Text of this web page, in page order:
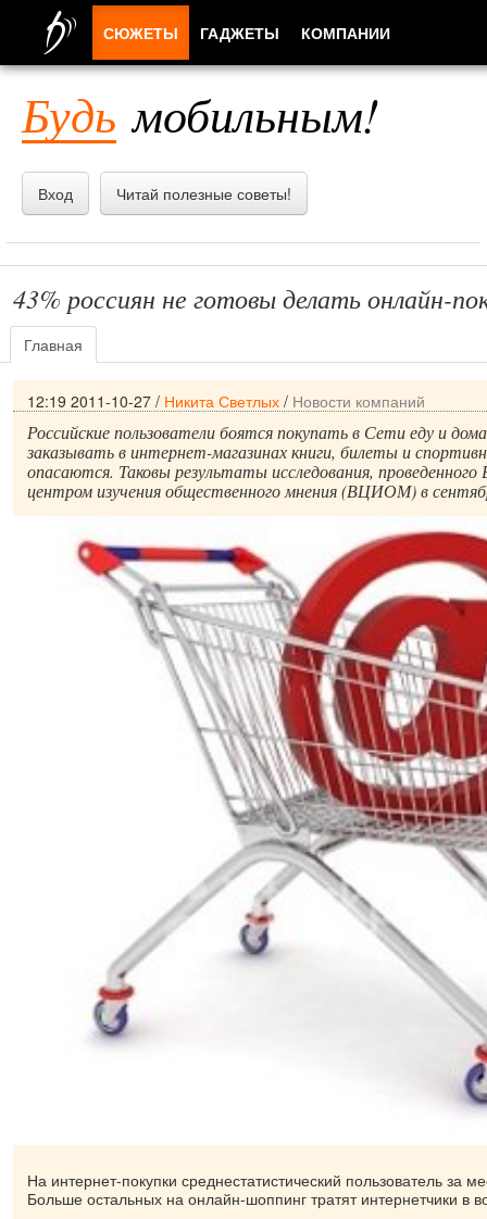
Будь мобильным!
Вход Читай полезные советы!
43% россиян не готовы делать онлайн-
Главная
12:19 2011-10-27 / Никита Светлых / Новости компаний
Российские пользователи боятся покупать в Сети еду и
заказывать в интернет-магазинах книги, билеты и
опасаются. Таковы результаты исследования, проведенного
центром изучения общественного мнения (ВЦИОМ) в
На интернет-покупки среднестатистический пользователь за
Больше остальных на онлайн-шоппинг тратят интернетчики в
СЮЖЕТЫ ГАДЖЕТЫ КОМПАНИИ
ПРИЛОЖЕНИЯ